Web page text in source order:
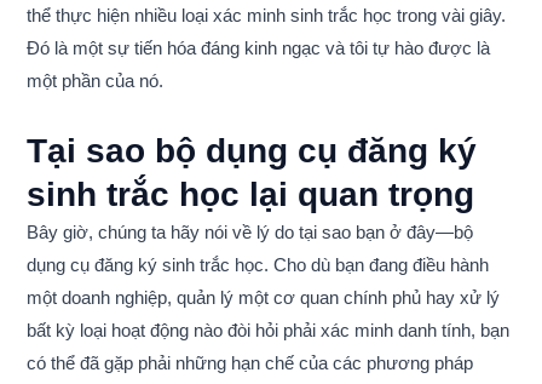
thể thực hiện nhiều loại xác minh sinh trắc học trong vài giây.
Đó là một sự tiến hóa đáng kinh ngạc và tôi tự hào được là
một phần của nó.
Tại sao bộ dụng cụ đăng ký
sinh trắc học lại quan trọng
Bây giờ, chúng ta hãy nói về lý do tại sao bạn ở đây—bộ
dụng cụ đăng ký sinh trắc học. Cho dù bạn đang điều hành
một doanh nghiệp, quản lý một cơ quan chính phủ hay xử lý
bất kỳ loại hoạt động nào đòi hỏi phải xác minh danh tính, bạn
có thể đã gặp phải những hạn chế của các phương pháp